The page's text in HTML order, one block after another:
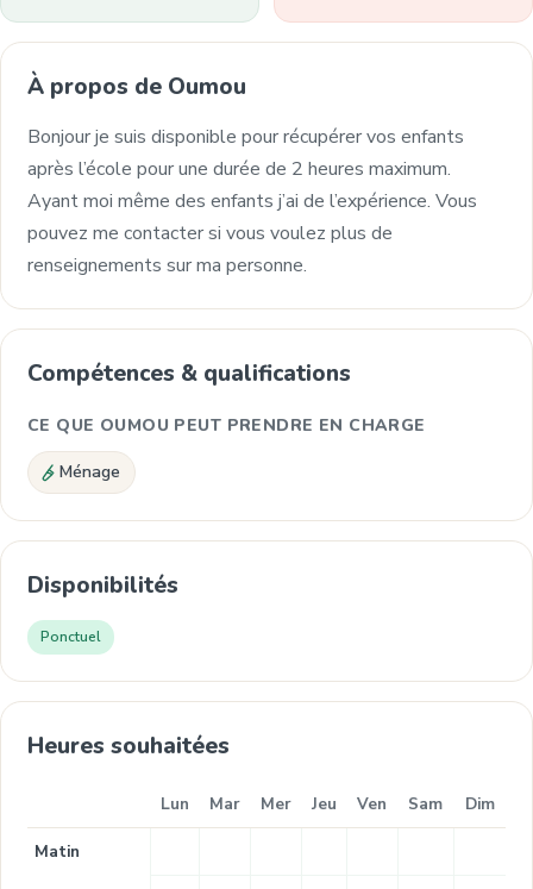
À propos de Oumou
Bonjour je suis disponible pour récupérer vos enfants
après l’école pour une durée de 2 heures maximum.
Ayant moi même des enfants j’ai de l’expérience. Vous
pouvez me contacter si vous voulez plus de
renseignements sur ma personne.
Compétences & qualifications
CE QUE OUMOU PEUT PRENDRE EN CHARGE
Ménage
Disponibilités
Ponctuel
Heures souhaitées
Lun Mar Mer Jeu Ven Sam Dim
Matin